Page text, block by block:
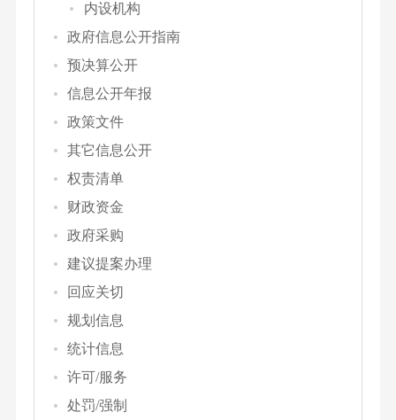
内设机构
政府信息公开指南
预决算公开
信息公开年报
政策文件
其它信息公开
权责清单
财政资金
政府采购
建议提案办理
回应关切
规划信息
统计信息
许可/服务
处罚/强制